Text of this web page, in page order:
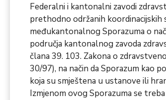
Federalni i kantonalni zavodi
prethodno održanih koordinacijskih
međukantonalnog Sporazuma o
područja kantonalnog zavoda
člana 39. 103. Zakona o
30/97), na način da Sporazum kao
koja su smještena u ustanove ili
Izmjenom ovog Sporazuma se